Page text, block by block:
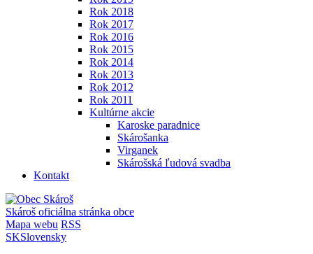
Rok 2018
Rok 2017
Rok 2016
Rok 2015
Rok 2014
Rok 2013
Rok 2012
Rok 2011
Kultúrne akcie
Karoske paradnice
Skárošanka
Virganek
Skárošská ľudová svadba
Kontakt
Skároš oficiálna stránka obce
Mapa webu RSS
SKSlovensky